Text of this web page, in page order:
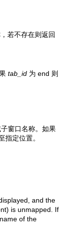
若不存在则返回
tab_id 为 end 则
窗口名称。如果
指定位置。
and the
is unmapped. If
of the